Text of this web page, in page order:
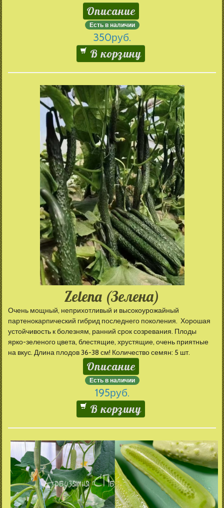
Описание
Есть в наличии
350руб.
В корзину
Zelena (Зелена)
Очень мощный, неприхотливый и высокоурожайный
партенокарпический гибрид последнего поколения. Хорошая
устойчивость к болезням, ранний срок созревания. Плоды
ярко-зеленого цвета, блестящие, хрустящие, очень приятные
на вкус. Длина плодов 36-38 см! Количество семян: 5 шт.
Описание
Есть в наличии
195руб.
В корзину